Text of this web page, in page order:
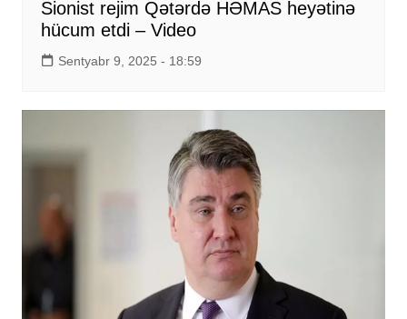
Sionist rejim Qətərdə HƏMAS heyətinə
hücum etdi – Video
Sentyabr 9, 2025 - 18:59